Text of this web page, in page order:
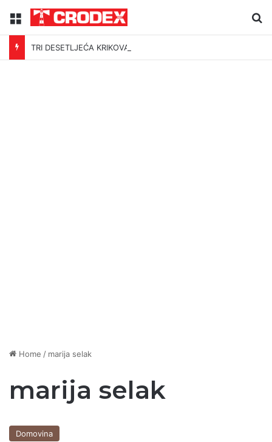
Menu
TRI DESETLJEĆA KRIKOVA OČAJNIKA
Home / marija selak
marija selak
Domovina